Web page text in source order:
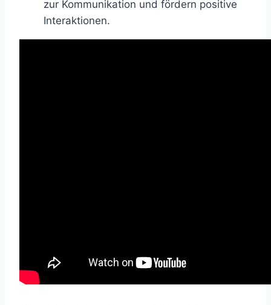
zur Kommunikation und fördern positive
Interaktionen.